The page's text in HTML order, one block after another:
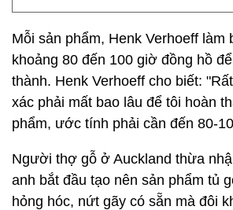
Mỗi sản phẩm, Henk Verhoeff làm
khoảng 80 đến 100 giờ đồng hồ
thành. Henk Verhoeff cho biết:
xác phải mất bao lâu để tôi hoàn
phẩm, ước tính phải cần đến 80-
Người thợ gỗ ở Auckland thừa
anh bắt đầu tạo nên sản phẩm tủ
hỏng hóc, nứt gãy có sẵn mà đôi